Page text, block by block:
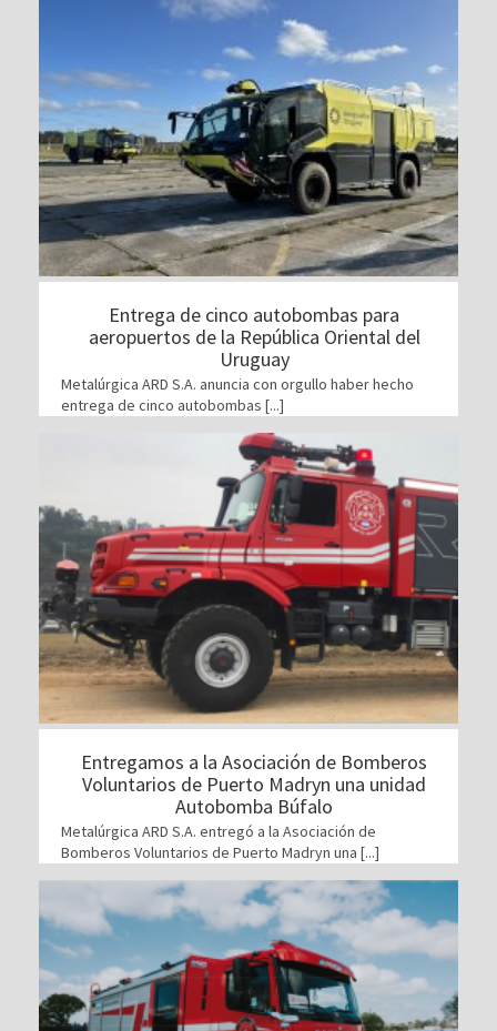
Entrega de cinco autobombas para
aeropuertos de la República Oriental del
Uruguay
Metalúrgica ARD S.A. anuncia con orgullo haber hecho
entrega de cinco autobombas [...]
Entregamos a la Asociación de Bomberos
Voluntarios de Puerto Madryn una unidad
Autobomba Búfalo
Metalúrgica ARD S.A. entregó a la Asociación de
Bomberos Voluntarios de Puerto Madryn una [...]